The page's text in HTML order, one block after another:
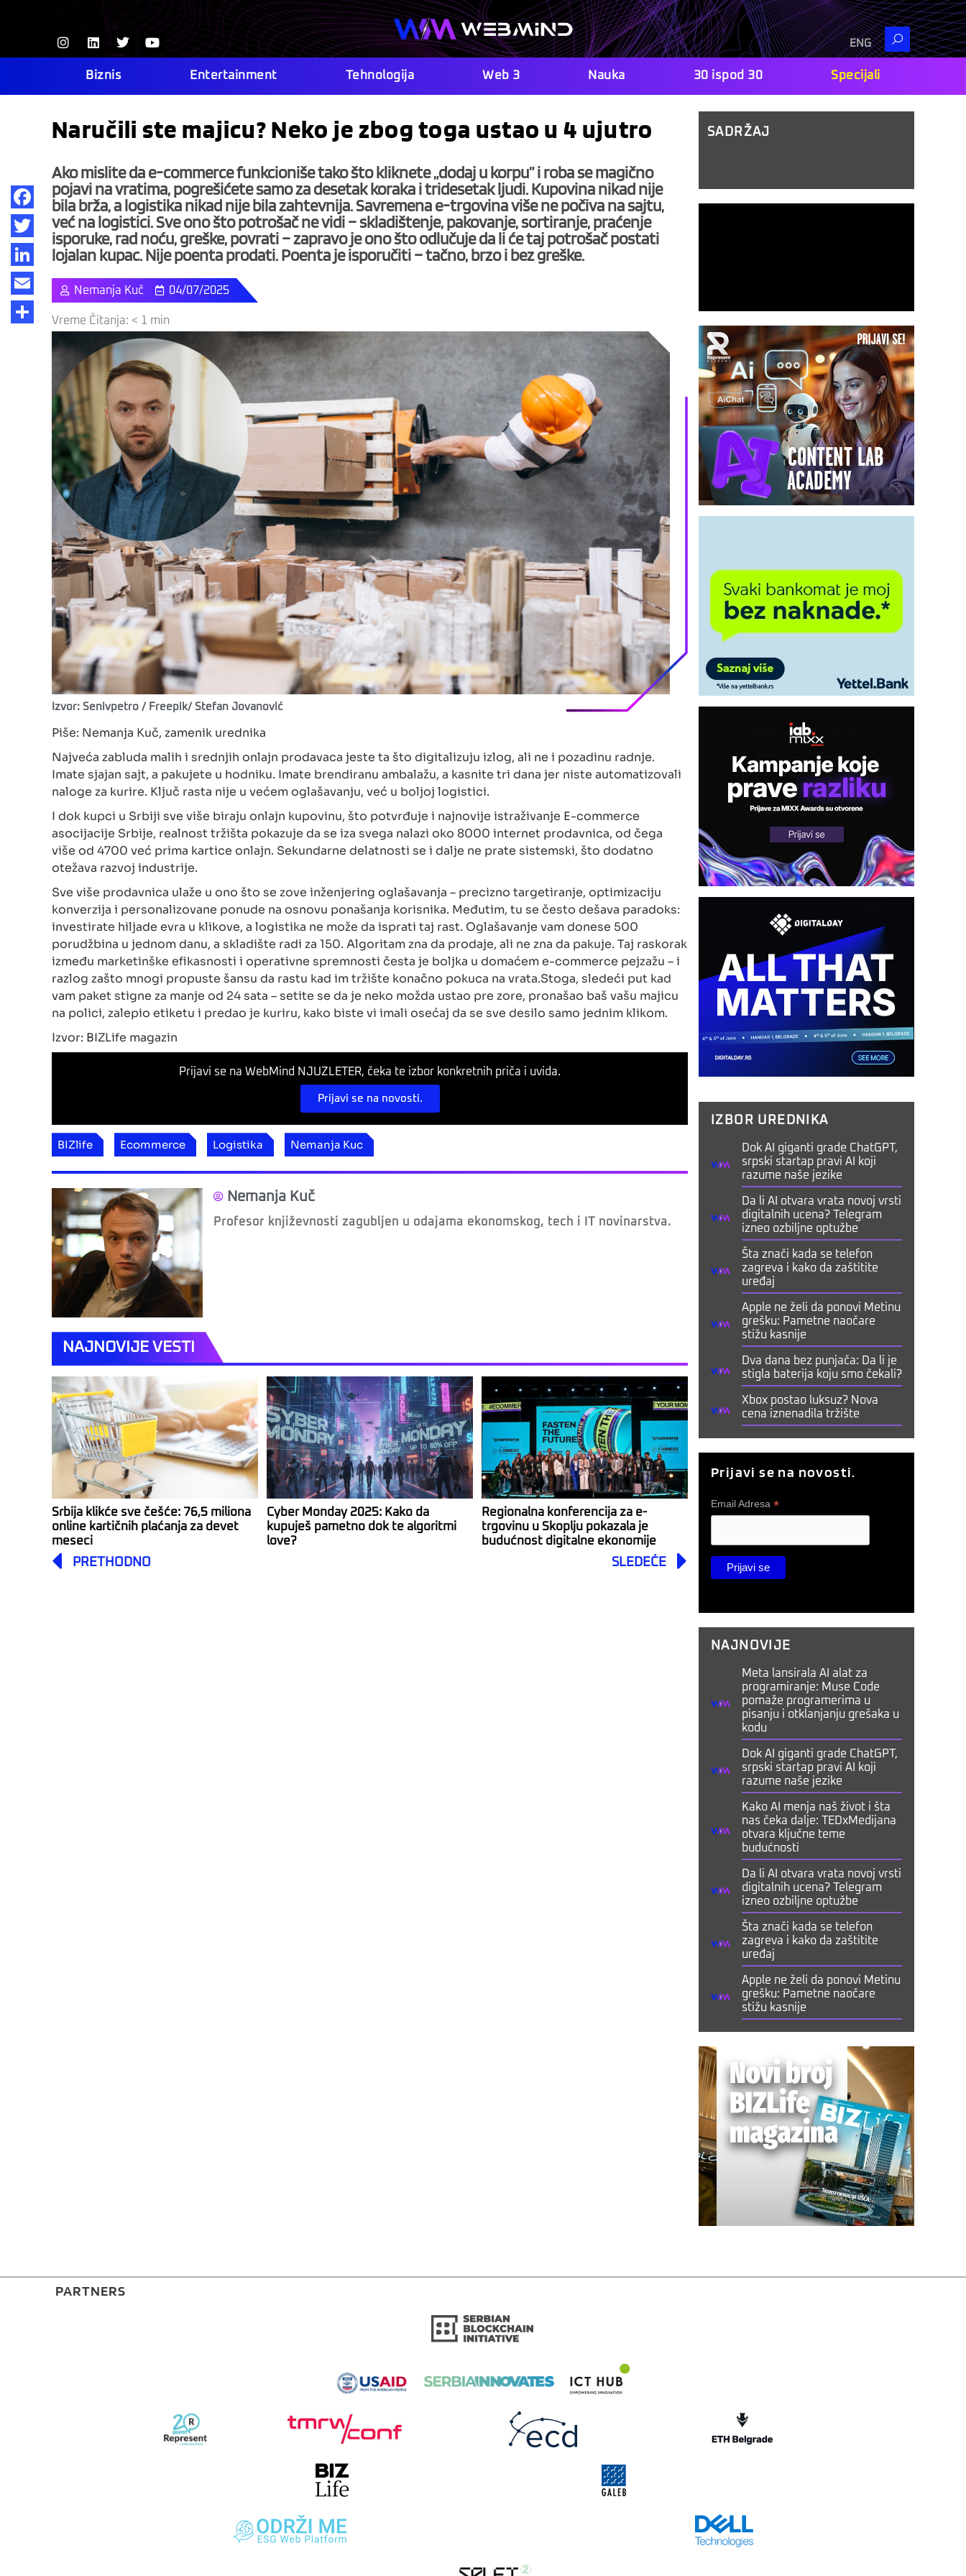
ENG
I
n
s
a
m
L
i
n
k
n
T
w
i
Y
o
u
Search
Biznis Entertainment Tehnologija Web 3 Nauka 30 ispod 30 Specijali
Naručili ste majicu? Neko je zbog toga ustao u 4 ujutro
Ako mislite da e-commerce funkcioniše tako što kliknete „dodaj u korpu” i roba se magično
pojavi na vratima, pogrešićete samo za desetak koraka i tridesetak ljudi. Kupovina nikad nije
bila brža, a logistika nikad nije bila zahtevnija. Savremena e-trgovina više ne počiva na sajtu,
već na logistici. Sve ono što potrošač ne vidi – skladištenje, pakovanje, sortiranje, praćenje
isporuke, rad noću, greške, povrati – zapravo je ono što odlučuje da li će taj potrošač postati
lojalan kupac. Nije poenta prodati. Poenta je isporučiti – tačno, brzo i bez greške.
Nemanja Kuč 04/07/2025
Vreme Čitanja: < 1 min
Izvor: Senivpetro / Freepik/ Stefan Jovanović
Piše: Nemanja Kuč, zamenik urednika
Najveća zabluda malih i srednjih onlajn prodavaca jeste ta što digitalizuju izlog, ali ne i pozadinu radnje.
Imate sjajan sajt, a pakujete u hodniku. Imate brendiranu ambalažu, a kasnite tri dana jer niste automatizovali
naloge za kurire. Ključ rasta nije u većem oglašavanju, već u boljoj logistici.
I dok kupci u Srbiji sve više biraju onlajn kupovinu, što potvrđuje i najnovije istraživanje E-commerce
asocijacije Srbije, realnost tržišta pokazuje da se iza svega nalazi oko 8000 internet prodavnica, od čega
više od 4700 već prima kartice onlajn. Sekundarne delatnosti se i dalje ne prate sistemski, što dodatno
otežava razvoj industrije.
Sve više prodavnica ulaže u ono što se zove inženjering oglašavanja – precizno targetiranje, optimizaciju
konverzija i personalizovane ponude na osnovu ponašanja korisnika. Međutim, tu se često dešava paradoks:
investirate hiljade evra u klikove, a logistika ne može da isprati taj rast. Oglašavanje vam donese 500
porudžbina u jednom danu, a skladište radi za 150. Algoritam zna da prodaje, ali ne zna da pakuje. Taj raskorak
između marketinške efikasnosti i operativne spremnosti česta je boljka u domaćem e-commerce pejzažu – i
razlog zašto mnogi propuste šansu da rastu kad im tržište konačno pokuca na vrata.Stoga, sledeći put kad
vam paket stigne za manje od 24 sata – setite se da je neko možda ustao pre zore, pronašao baš vašu majicu
na polici, zalepio etiketu i predao je kuriru, kako biste vi imali osećaj da se sve desilo samo jednim klikom.
Izvor: BIZLife magazin
Prijavi se na WebMind NJUZLETER, čeka te izbor konkretnih priča i uvida.
Prijavi se na novosti.
BIZlife Ecommerce Logistika Nemanja Kuc
Nemanja Kuč
Profesor književnosti zagubljen u odajama ekonomskog, tech i IT novinarstva.
NAJNOVIJE VESTI
Srbija klikće sve češće: 76,5 miliona
online kartičnih plaćanja za devet
meseci
Cyber Monday 2025: Kako da
kupuješ pametno dok te algoritmi
love?
Regionalna konferencija za e-
trgovinu u Skoplju pokazala je
budućnost digitalne ekonomije
Prev
PRETHODNO SLEDEĆE Next
Facebook
Twitter
LinkedIn
Email
SADRŽAJ
IZBOR UREDNIKA
Dok AI giganti grade ChatGPT,
srpski startap pravi AI koji
razume naše jezike
Da li AI otvara vrata novoj vrsti
digitalnih ucena? Telegram
izneo ozbiljne optužbe
Šta znači kada se telefon
zagreva i kako da zaštitite
uređaj
Apple ne želi da ponovi Metinu
grešku: Pametne naočare
stižu kasnije
Dva dana bez punjača: Da li je
stigla baterija koju smo čekali?
Xbox postao luksuz? Nova
cena iznenadila tržište
Prijavi se na novosti.
Email Adresa *
NAJNOVIJE
Meta lansirala AI alat za
programiranje: Muse Code
pomaže programerima u
pisanju i otklanjanju grešaka u
kodu
Dok AI giganti grade ChatGPT,
srpski startap pravi AI koji
razume naše jezike
Kako AI menja naš život i šta
nas čeka dalje: TEDxMedijana
otvara ključne teme
budućnosti
Da li AI otvara vrata novoj vrsti
digitalnih ucena? Telegram
izneo ozbiljne optužbe
Šta znači kada se telefon
zagreva i kako da zaštitite
uređaj
Apple ne želi da ponovi Metinu
grešku: Pametne naočare
stižu kasnije
PARTNERS